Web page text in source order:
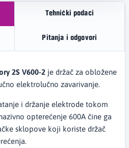
Tehnički podaci
Pitanja i odgovori
2S V600-2je držač za obložene
elektrolučno zavarivanje.
i držanje elektrode tokom
opterećenje 600A čine ga
sklopove koji koriste držač